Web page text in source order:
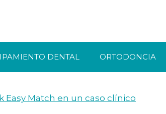
DENTAL ORTODONCIA
Match en un caso clínico